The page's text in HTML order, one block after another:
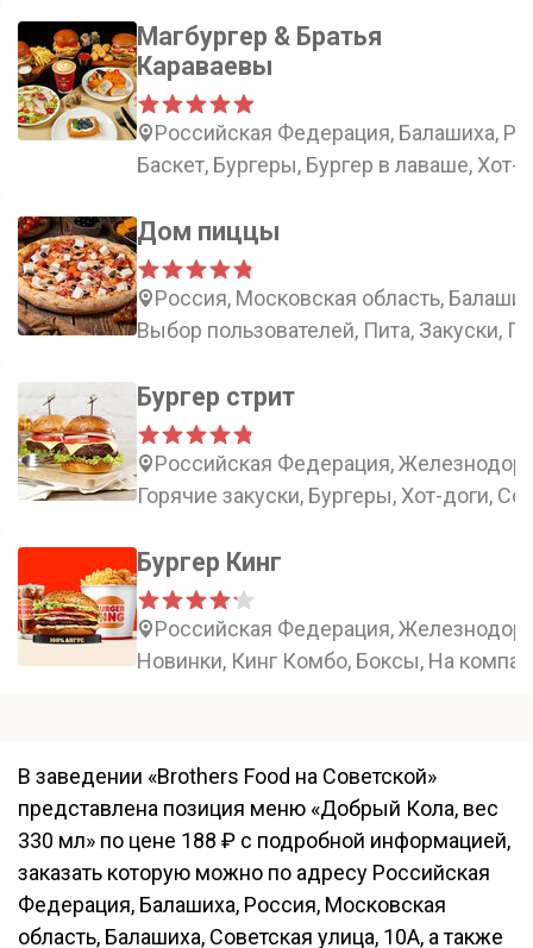
Магбургер & Братья
Караваевы
Российская Федерация, Балашиха,
Баскет, Бургеры, Бургер в лаваше, Хот-
Дом пиццы
Россия, Московская область,
Выбор пользователей, Пита, Закуски,
Бургер стрит
Российская Федерация,
Горячие закуски, Бургеры, Хот-доги,
Бургер Кинг
Российская Федерация,
Новинки, Кинг Комбо, Боксы, На
В заведении «Brothers Food на Советской»
представлена позиция меню «Добрый Кола, вес
330 мл» по цене 188 ₽ с подробной информацией,
заказать которую можно по адресу Российская
Федерация, Балашиха, Россия, Московская
область, Балашиха, Советская улица, 10А, а также